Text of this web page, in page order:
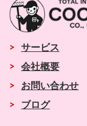
> サービス
> 会社概要
>
お問い合わせ
>
ブログ